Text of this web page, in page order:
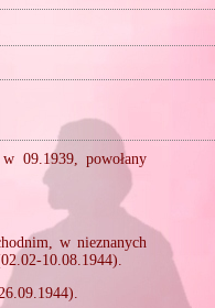
09.1939, powołany
w nieznanych